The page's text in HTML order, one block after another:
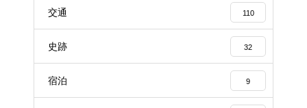
交通 110
史跡 32
宿泊 9